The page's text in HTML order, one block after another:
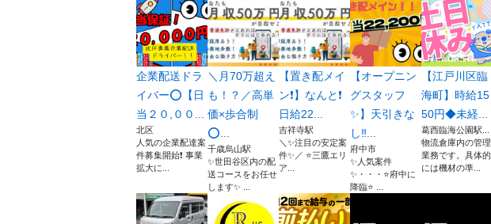
企業配送ドラ
イバー⭕️【日
当２０,００...
北区
人気の企業配達案
件募集開始❗️ 事業
拡大に...
＼月70万超え
も！？／高単
価×歩合制
⭕...
千歳烏山駅
✨世田谷区内の配
送コースをお任せ
します✨ ...
【置き配メイ
ン❗️】なんと❗️
日給22...
吉祥寺駅
＼✨注目の安定案
件✨／ ⭐️三鷹エリ
ア...
【オープニン
グスタッフ
✨】天引きな
し‼...
府中市
✨人気案件
✨・・・⭐️府中に
降臨⭐️ ...
【江戸川区臨
海町】時給15
50円◆未経...
葛西臨海公園駅...
物流倉庫内の管理
業務です。具体的
には機材の準...